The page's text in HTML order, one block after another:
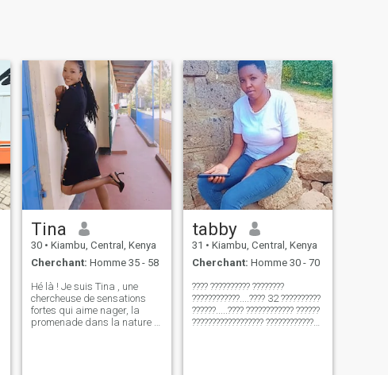
Tina
30 • Kiambu, Central, Kenya
Cherchant: Homme 35 - 58
Hé là ! Je suis Tina , une
chercheuse de sensations
fortes qui aime nager, la
promenade dans la nature et
tabby
31 • Kiambu, Central, Kenya
Cherchant: Homme 30 - 70
???? ?????????? ????????
????????????....???? 32 ??????????
??????.....???? ???????????? ??????
?????????????????? ??????????????